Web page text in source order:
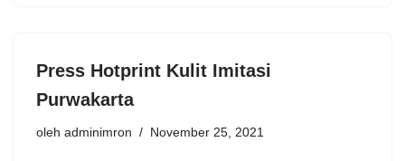
Press Hotprint Kulit Imitasi
Purwakarta
oleh adminimron November 25, 2021